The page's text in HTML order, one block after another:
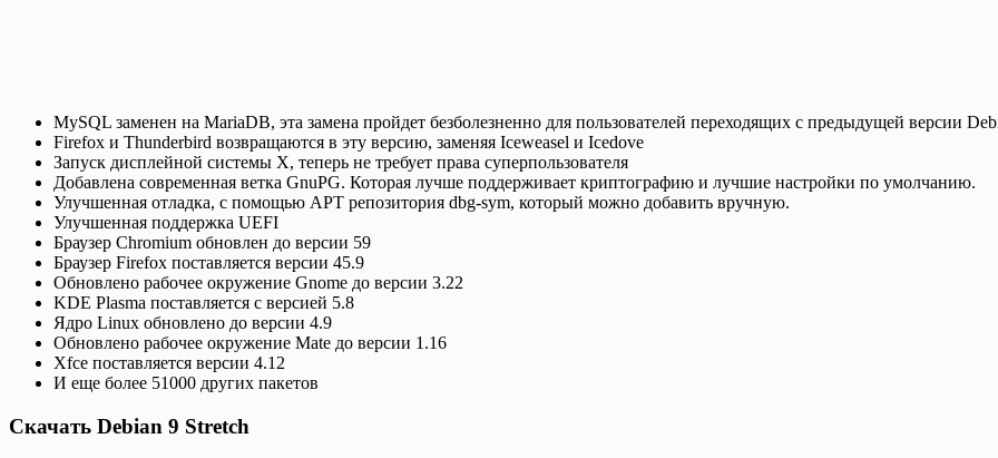
MySQL заменен на MariaDB, эта замена пройдет безболезненно для пользователей переходящих с предыдущей версии
Firefox и Thunderbird возвращаются в эту версию, заменяя Iceweasel и Icedove
Запуск дисплейной системы X, теперь не требует права суперпользователя
Добавлена современная ветка GnuPG. Которая лучше поддерживает криптографию и лучшие настройки по умолчанию.
Улучшенная отладка, с помощью APT репозитория dbg-sym, который можно добавить вручную.
Улучшенная поддержка UEFI
Браузер Chromium обновлен до версии 59
Браузер Firefox поставляется версии 45.9
Обновлено рабочее окружение Gnome до версии 3.22
KDE Plasma поставляется с версией 5.8
Ядро Linux обновлено до версии 4.9
Обновлено рабочее окружение Mate до версии 1.16
Xfce поставляется версии 4.12
И еще более 51000 других пакетов
Скачать Debian 9 Stretch